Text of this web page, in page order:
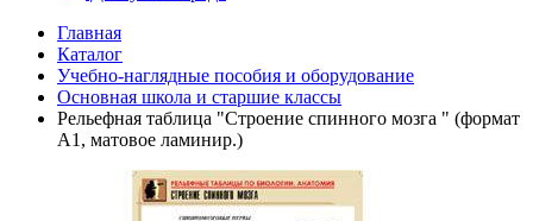
Главная
Каталог
Учебно-наглядные пособия и оборудование
Основная школа и старшие классы
Рельефная таблица "Строение спинного мозга " (формат
А1, матовое ламинир.)